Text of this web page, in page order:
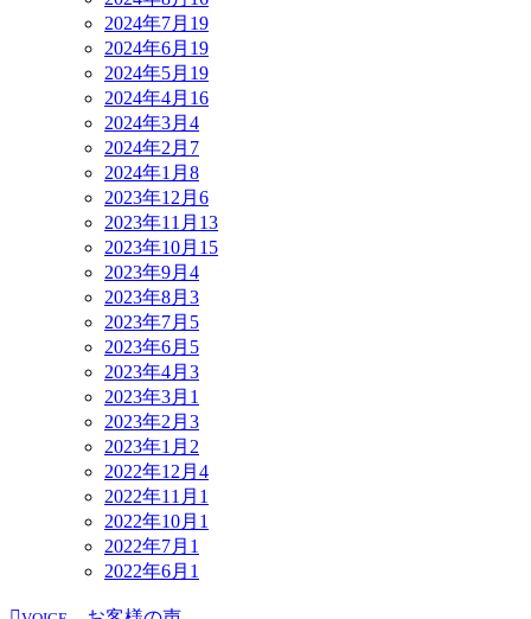
2024年7月 19
2024年6月 19
2024年5月 19
2024年4月 16
2024年3月 4
2024年2月 7
2024年1月 8
2023年12月 6
2023年11月 13
2023年10月 15
2023年9月 4
2023年8月 3
2023年7月 5
2023年6月 5
2023年4月 3
2023年3月 1
2023年2月 3
2023年1月 2
2022年12月 4
2022年11月 1
2022年10月 1
2022年7月 1
2022年6月 1